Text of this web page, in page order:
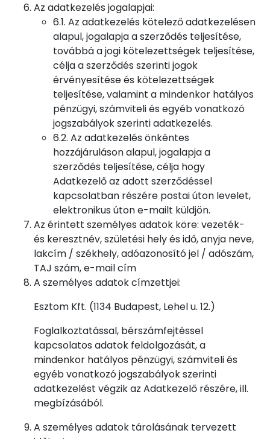
Az adatkezelés jogalapjai:
6.1. Az adatkezelés kötelező adatkezelésen
alapul, jogalapja a szerződés teljesítése,
továbbá a jogi kötelezettségek teljesítése,
célja a szerződés szerinti jogok
érvényesítése és kötelezettségek
teljesítése, valamint a mindenkor hatályos
pénzügyi, számviteli és egyéb vonatkozó
jogszabályok szerinti adatkezelés.
6.2. Az adatkezelés önkéntes
hozzájáruláson alapul, jogalapja a
szerződés teljesítése, célja hogy
Adatkezelő az adott szerződéssel
kapcsolatban részére postai úton levelet,
elektronikus úton e-mailt küldjön.
Az érintett személyes adatok köre: vezeték-
és keresztnév, születési hely és idő, anyja neve,
lakcím / székhely, adóazonosító jel / adószám,
TAJ szám, e-mail cím
A személyes adatok címzettjei:
Esztom Kft. (1134 Budapest, Lehel u. 12.)
Foglalkoztatással, bérszámfejtéssel
kapcsolatos adatok feldolgozását, a
mindenkor hatályos pénzügyi, számviteli és
egyéb vonatkozó jogszabályok szerinti
adatkezelést végzik az Adatkezelő részére, ill.
megbízásából.
A személyes adatok tárolásának tervezett